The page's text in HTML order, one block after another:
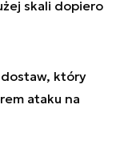
skali dopiero
dostaw, który
ataku na